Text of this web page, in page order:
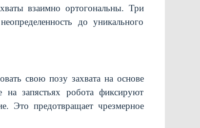
взаимно ортогональны. Три
до уникального
свою позу захвата на основе
запястьях робота фиксируют
Это предотвращает чрезмерное